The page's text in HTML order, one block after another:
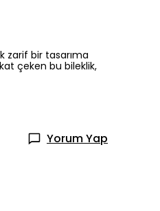
zarif bir tasarıma
çeken bu bileklik,
Yorum Yap